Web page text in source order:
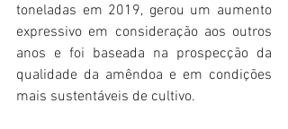
toneladas em 2019, gerou um aumento
expressivo em consideração aos outros
anos e foi baseada na prospecção da
qualidade da amêndoa e em condições
mais sustentáveis de cultivo.